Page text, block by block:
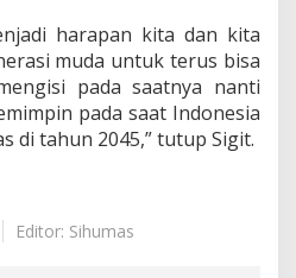
harapan kita dan kita
muda untuk terus bisa
pada saatnya nanti
pada saat Indonesia
di tahun 2045,” tutup Sigit.
Editor: Sihumas